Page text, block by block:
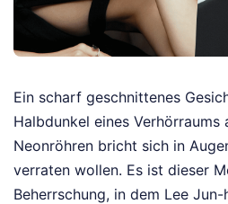
Ein scharf geschnittenes
Halbdunkel eines Verhörraums
Neonröhren bricht sich in
verraten wollen. Es ist dieser
Beherrschung, in dem Lee